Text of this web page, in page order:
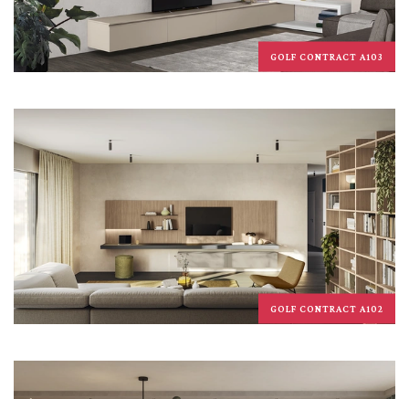
GOLF CONTRACT A103
GOLF CONTRACT A102